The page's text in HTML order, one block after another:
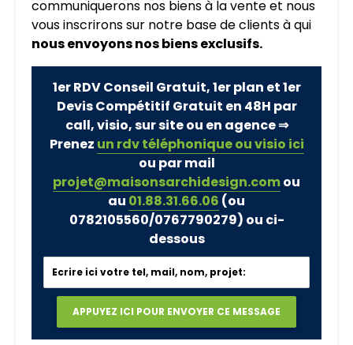
communiquerons nos biens à la vente et nous
vous inscrirons sur notre base de clients à qui
nous envoyons nos biens exclusifs.
1er RDV Conseil Gratuit, 1er plan et 1er
Devis Compétitif Gratuit en 48H par
call, visio, sur site ou en agence ⇒
Prenez un rdv téléphonique ou visio ici
ou par mail
projet@maisonsarchidesign.comou
au 01.88.31.66.06 (ou
0782105560/0767790279) ou ci-
dessous